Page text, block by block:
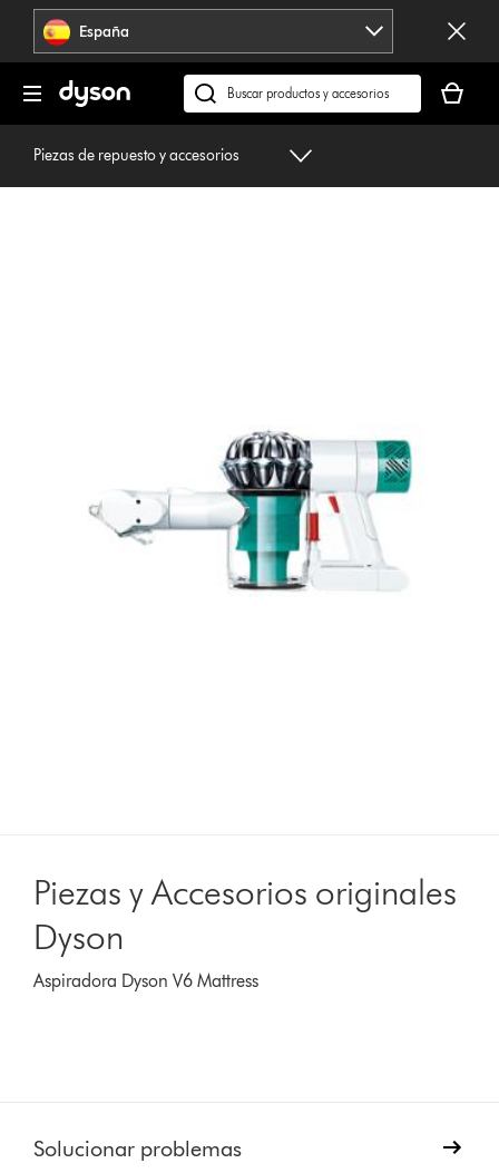
Omitir
navegación España
Buscar
en
dyson.es
cesta
está
Piezas de repuesto y accesorios
Piezas y Accesorios originales
Dyson
Aspiradora Dyson V6 Mattress
Solucionar problemas